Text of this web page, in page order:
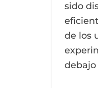
sido
de los